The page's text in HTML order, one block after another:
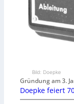
Bild: Doepke
Gründung am 3.
Doepke feiert